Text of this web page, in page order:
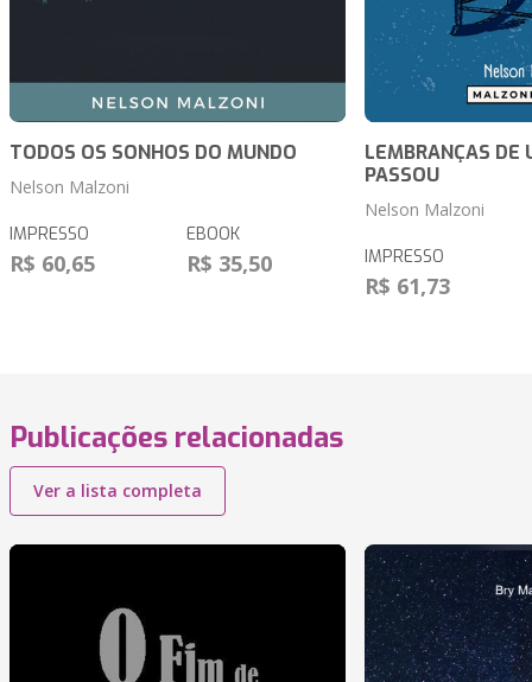
TODOS OS SONHOS DO MUNDO
Nelson Malzoni
IMPRESSO
R$ 60,65
EBOOK
R$ 35,50
LEMBRANÇAS DE
PASSOU
Nelson Malzoni
IMPRESSO
R$ 61,73
Publicações relacionadas
Ver a lista completa